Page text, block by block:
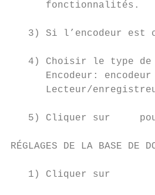
      fonctionnalités.
3) Si l’encodeur est
4) Choisir le type
Encodeur:
Lecteur/
5) Cliquer sur
RÉGLAGES DE LA BASE DE
   1) Cliquer sur